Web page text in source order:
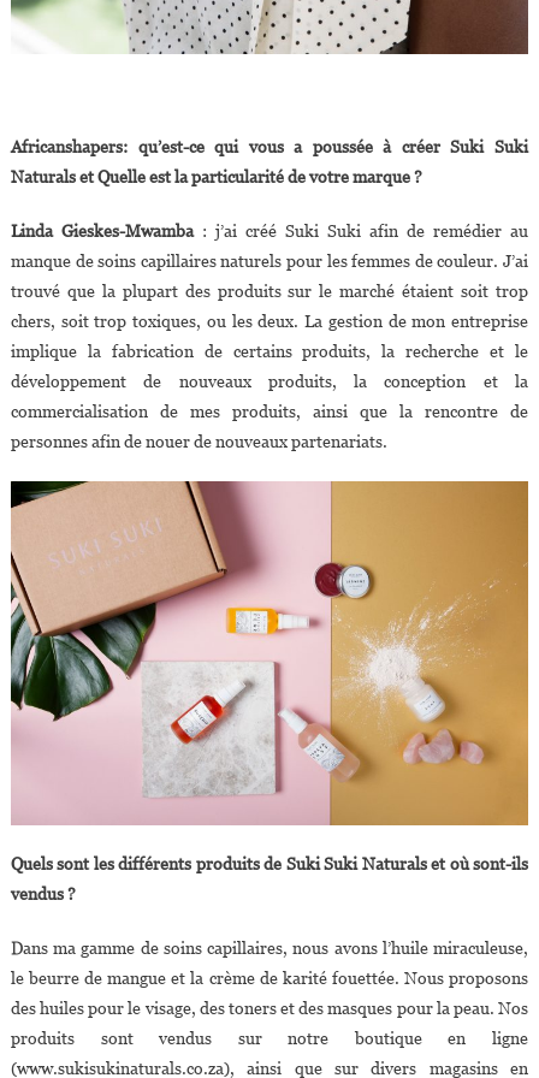
Africanshapers: qu’est-ce qui vous a poussée à créer Suki Suki
Naturals et Quelle est la particularité de votre marque ?
Linda Gieskes-Mwamba: j’ai créé Suki Suki afin de remédier au
manque de soins capillaires naturels pour les femmes de couleur. J’ai
trouvé que la plupart des produits sur le marché étaient soit trop
chers, soit trop toxiques, ou les deux. La gestion de mon entreprise
implique la fabrication de certains produits, la recherche et le
développement de nouveaux produits, la conception et la
commercialisation de mes produits, ainsi que la rencontre de
personnes afin de nouer de nouveaux partenariats.
Quels sont les différents produits de Suki Suki Naturals et où sont-ils
vendus ?
Dans ma gamme de soins capillaires, nous avons l’huile miraculeuse,
le beurre de mangue et la crème de karité fouettée. Nous proposons
des huiles pour le visage, des toners et des masques pour la peau. Nos
produits sont vendus sur notre boutique en ligne
(www.sukisukinaturals.co.za), ainsi que sur divers magasins en